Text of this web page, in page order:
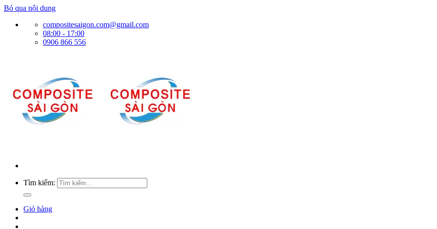
Bỏ qua nội dung
compositesaigon.com@gmail.com
08:00 - 17:00
0906 866 556
Tìm kiếm:
Giỏ hàng